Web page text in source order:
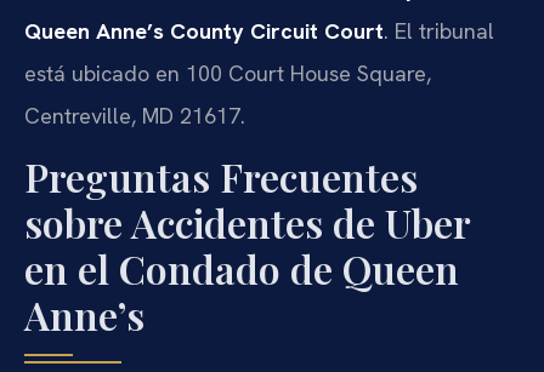
Queen Anne’s County Circuit Court. El tribunal
está ubicado en 100 Court House Square,
Centreville, MD 21617.
Preguntas Frecuentes
sobre Accidentes de Uber
en el Condado de Queen
Anne’s